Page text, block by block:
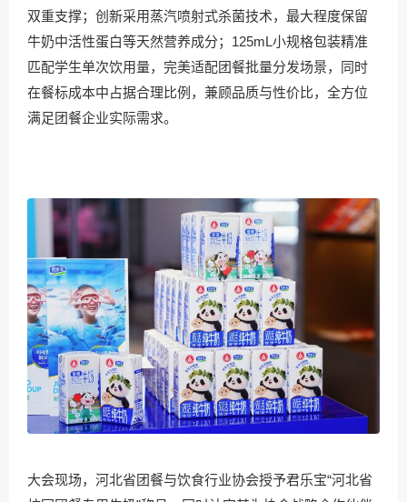
双重支撑；创新采用蒸汽喷射式杀菌技术，最大程度保留
牛奶中活性蛋白等天然营养成分；125mL小规格包装精准
匹配学生单次饮用量，完美适配团餐批量分发场景，同时
在餐标成本中占据合理比例，兼顾品质与性价比，全方位
满足团餐企业实际需求。
大会现场，河北省团餐与饮食行业协会授予君乐宝“河北省